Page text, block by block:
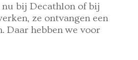
nu bij Decathlon of bij
ze ontvangen een
Daar hebben we voor